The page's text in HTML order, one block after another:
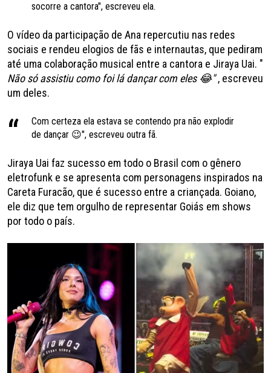
socorre a cantora", escreveu ela.
O vídeo da participação de Ana repercutiu nas redes
sociais e rendeu elogios de fãs e internautas, que pediram
até uma colaboração musical entre a cantora e Jiraya Uai. "
Não só assistiu como foi lá dançar com eles 😂", escreveu
um deles.
Com certeza ela estava se contendo pra não explodir
de dançar 😉", escreveu outra fã.
Jiraya Uai faz sucesso em todo o Brasil com o gênero
eletrofunk e se apresenta com personagens inspirados na
Careta Furacão, que é sucesso entre a criançada. Goiano,
ele diz que tem orgulho de representar Goiás em shows
por todo o país.